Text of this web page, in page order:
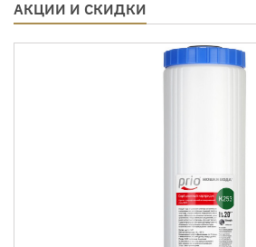
АКЦИИ И СКИДКИ